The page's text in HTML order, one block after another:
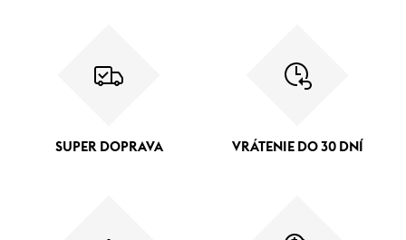
SUPER DOPRAVA VRÁTENIE DO 30 DNÍ